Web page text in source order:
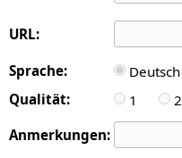
URL:
Sprache: Deutsch
Qualität:
1 2
Anmerkungen: